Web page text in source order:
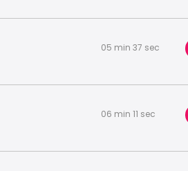
05 min 37 sec
06 min 11 sec